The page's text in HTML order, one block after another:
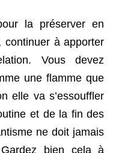
la préserver en
continuer à apporter
Vous devez
une flamme que
elle va s’essouffler
et de la fin des
ne doit jamais
bien cela à